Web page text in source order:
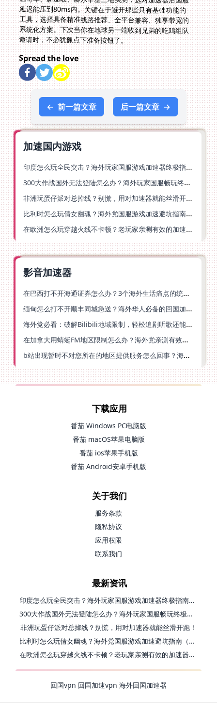
邀请时，不必犹豫点下准备按钮了。
Spread the love
← 前一篇文章 后一篇文章 →
加速国内游戏
印度怎么玩全民突击？海外玩家国服游戏加速器终极指南（附原神延迟优化+精灵之境加速器选择）
300大作战国外无法登陆怎么办？海外玩家国服畅玩终极指南（附实测推荐）
非洲玩蛋仔派对总掉线？别慌，用对加速器就能丝滑开跑！
比利时怎么玩倩女幽魂？海外党国服游戏加速避坑指南（附实测推荐）
在欧洲怎么玩穿越火线不卡顿？老玩家亲测有效的加速器选择指南
影音加速器
在巴西打不开海通证券怎么办？3个海外生活痛点的统一解决方案
缅甸怎么打不开顺丰同城急送？海外华人必备的回国加速指南（附B站会员游戏解决方案）
海外党必看：破解Bilibili地域限制，轻松追剧听歌还能流畅理财的实用指南
在加拿大用蜻蜓FM地区限制怎么办？海外党亲测有效的回国加速方案
b站出现暂时不对您所在的地区提供服务怎么回事？海外党亲测有效的回国加速方案
下载应用
番茄 Windows PC电脑版
番茄 macOS苹果电脑版
番茄 ios苹果手机版
番茄 Android安卓手机版
关于我们
服务条款
隐私协议
应用权限
联系我们
最新资讯
印度怎么玩全民突击？海外玩家国服游戏加速器终极指南（附原神延迟优化+精灵之境加速器选择）
300大作战国外无法登陆怎么办？海外玩家国服畅玩终极指南（附实测推荐）
非洲玩蛋仔派对总掉线？别慌，用对加速器就能丝滑开跑！
比利时怎么玩倩女幽魂？海外党国服游戏加速避坑指南（附实测推荐）
在欧洲怎么玩穿越火线不卡顿？老玩家亲测有效的加速器选择指南
回国vpn 回国加速vpn 海外回国加速器